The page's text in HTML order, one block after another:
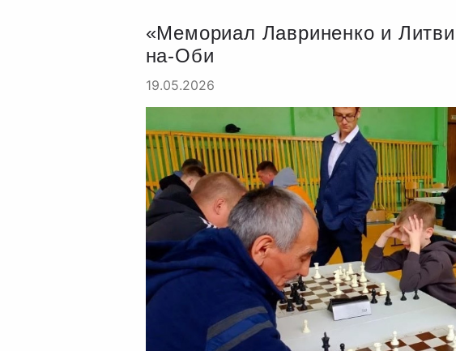
«Мемориал Лавриненко и
на-Оби
19.05.2026